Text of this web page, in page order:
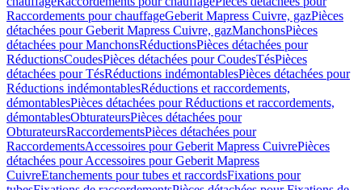
Raccordements pour chauffageGeberit Mapress Cuivre, gazPièces
détachées pour Geberit Mapress Cuivre, gazManchonsPièces
détachées pour ManchonsRéductionsPièces détachées pour
RéductionsCoudesPièces détachées pour CoudesTésPièces
détachées pour TésRéductions indémontablesPièces détachées pour
Réductions indémontablesRéductions et raccordements,
démontablesPièces détachées pour Réductions et raccordements,
démontablesObturateursPièces détachées pour
ObturateursRaccordementsPièces détachées pour
RaccordementsAccessoires pour Geberit Mapress CuivrePièces
détachées pour Accessoires pour Geberit Mapress
CuivreEtanchements pour tubes et raccordsFixations pour